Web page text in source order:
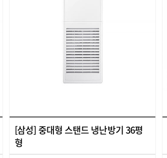
[삼성] 중대형 스탠드 냉난방기 36평
형